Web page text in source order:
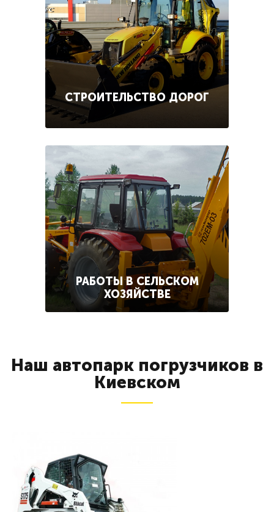
СТРОИТЕЛЬСТВО ДОРОГ
РАБОТЫ В СЕЛЬСКОМ
ХОЗЯЙСТВЕ
Наш автопарк погрузчиков в
Киевском